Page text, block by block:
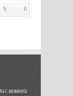
5 6
с момента